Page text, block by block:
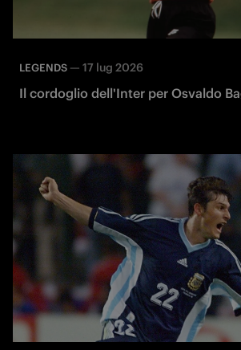
LEGENDS — 17 lug 2026
Il cordoglio dell'Inter per Osvaldo